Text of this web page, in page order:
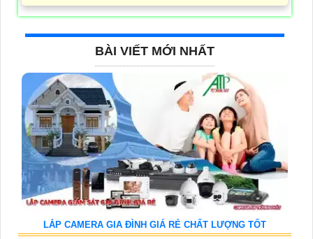
BÀI VIẾT MỚI NHẤT
LẮP CAMERA GIA ĐÌNH GIÁ RẺ CHẤT LƯỢNG TỐT